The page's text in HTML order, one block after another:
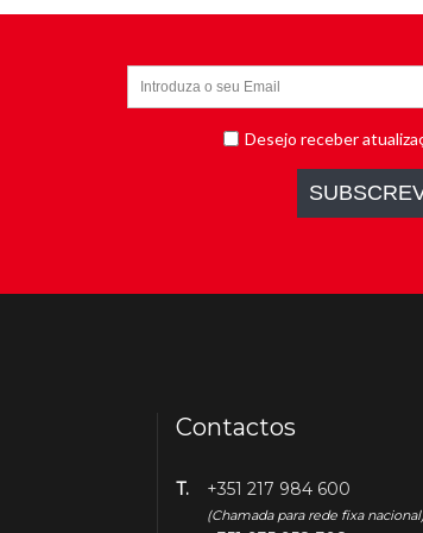
Contactos
T. +351 217 984 600
(Chamada para rede fixa